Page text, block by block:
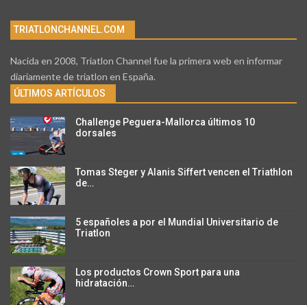
TRIATLONCHANNEL.COM
Nacida en 2008, Triatlon Channel fue la primera web en informar
diariamente de triatlon en España.
ÚLTIMOS ARTÍCULOS
Challenge Peguera-Mallorca últimos 10
dorsales
Tomas Steger y Alanis Siffert vencen el Triathlon
de…
5 españoles a por el Mundial Universitario de
Triatlon
Los productos Crown Sport para una
hidratación…